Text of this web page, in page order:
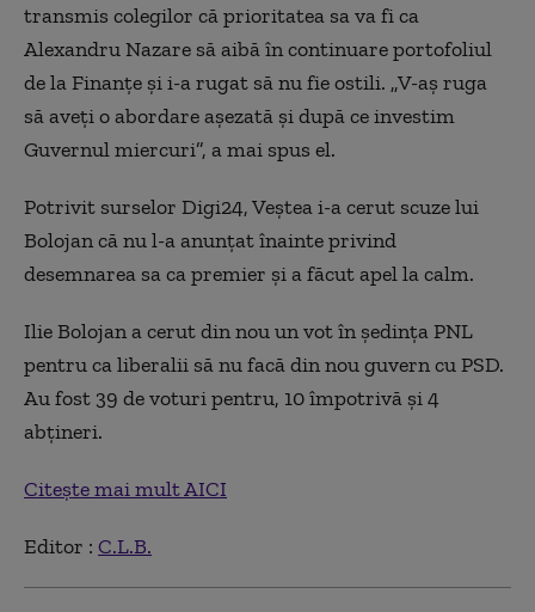
transmis colegilor că prioritatea sa va fi ca
Alexandru Nazare să aibă în continuare portofoliul
de la Finanțe și i-a rugat să nu fie ostili. „V-aș ruga
să aveți o abordare așezată și după ce investim
Guvernul miercuri”, a mai spus el.
Potrivit surselor Digi24, Veștea i-a cerut scuze lui
Bolojan că nu l-a anunțat înainte privind
desemnarea sa ca premier și a făcut apel la calm.
Ilie Bolojan a cerut din nou un vot în ședința PNL
pentru ca liberalii să nu facă din nou guvern cu PSD.
Au fost 39 de voturi pentru, 10 împotrivă și 4
abțineri.
Citește mai mult AICI
Editor : C.L.B.